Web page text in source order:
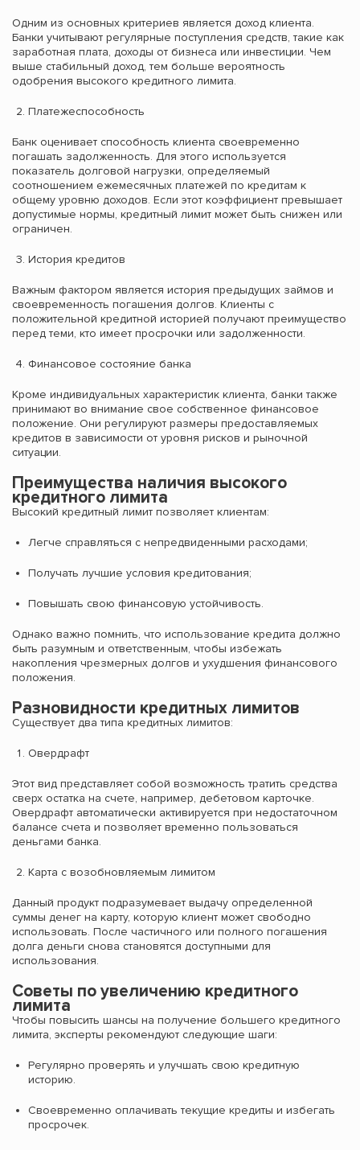
Одним из основных критериев является доход клиента.
Банки учитывают регулярные поступления средств, такие как
заработная плата, доходы от бизнеса или инвестиции. Чем
выше стабильный доход, тем больше вероятность
одобрения высокого кредитного лимита.
Платежеспособность
Банк оценивает способность клиента своевременно
погашать задолженность. Для этого используется
показатель долговой нагрузки, определяемый
соотношением ежемесячных платежей по кредитам к
общему уровню доходов. Если этот коэффициент превышает
допустимые нормы, кредитный лимит может быть снижен или
ограничен.
История кредитов
Важным фактором является история предыдущих займов и
своевременность погашения долгов. Клиенты с
положительной кредитной историей получают преимущество
перед теми, кто имеет просрочки или задолженности.
Финансовое состояние банка
Кроме индивидуальных характеристик клиента, банки также
принимают во внимание свое собственное финансовое
положение. Они регулируют размеры предоставляемых
кредитов в зависимости от уровня рисков и рыночной
ситуации.
Преимущества наличия высокого
кредитного лимита
Высокий кредитный лимит позволяет клиентам:
Легче справляться с непредвиденными расходами;
Получать лучшие условия кредитования;
Повышать свою финансовую устойчивость.
Однако важно помнить, что использование кредита должно
быть разумным и ответственным, чтобы избежать
накопления чрезмерных долгов и ухудшения финансового
положения.
Разновидности кредитных лимитов
Существует два типа кредитных лимитов:
Овердрафт
Этот вид представляет собой возможность тратить средства
сверх остатка на счете, например, дебетовом карточке.
Овердрафт автоматически активируется при недостаточном
балансе счета и позволяет временно пользоваться
деньгами банка.
Карта с возобновляемым лимитом
Данный продукт подразумевает выдачу определенной
суммы денег на карту, которую клиент может свободно
использовать. После частичного или полного погашения
долга деньги снова становятся доступными для
использования.
Советы по увеличению кредитного
лимита
Чтобы повысить шансы на получение большего кредитного
лимита, эксперты рекомендуют следующие шаги:
Регулярно проверять и улучшать свою кредитную
историю.
Своевременно оплачивать текущие кредиты и избегать
просрочек.